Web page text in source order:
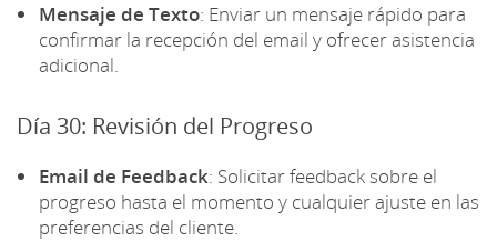
Mensaje de Texto: Enviar un mensaje rápido para
confirmar la recepción del email y ofrecer asistencia
adicional.
Día 30: Revisión del Progreso
Email de Feedback: Solicitar feedback sobre el
progreso hasta el momento y cualquier ajuste en las
preferencias del cliente.